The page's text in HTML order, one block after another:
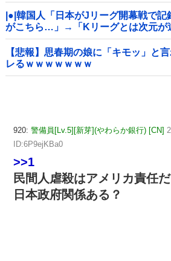
|●|韓国人「日本がJリーグ開幕戦で
がこちら…」→「Kリーグとは次元が
国の反応
【悲報】思春期の娘に「キモッ」と
レるｗｗｗｗｗｗｗ
920: 警備員[Lv.5][新芽](やわらか銀行) [CN]
ID:6P9ejKBa0
>>1
民間人虐殺はアメリカ責任
日本政府関係ある？